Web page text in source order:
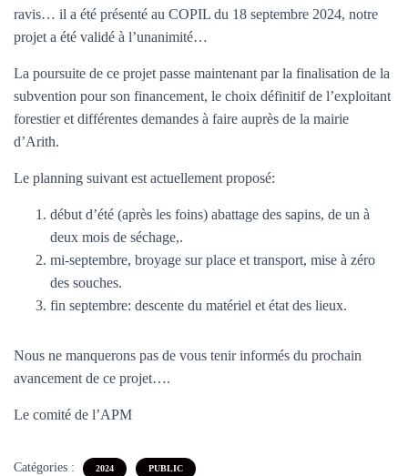
I
T
ravis… il a été présenté au COPIL du 18 septembre 2024, notre
projet a été validé à l’unanimité…
La poursuite de ce projet passe maintenant par la finalisation de la
subvention pour son financement, le choix définitif de l’exploitant
forestier et différentes demandes à faire auprès de la mairie
d’Arith.
Le planning suivant est actuellement proposé:
début d’été (après les foins) abattage des sapins, de un à
deux mois de séchage,.
mi-septembre, broyage sur place et transport, mise à zéro
des souches.
fin septembre: descente du matériel et état des lieux.
Nous ne manquerons pas de vous tenir informés du prochain
avancement de ce projet….
Le comité de l’APM
Catégories : 2024 PUBLIC